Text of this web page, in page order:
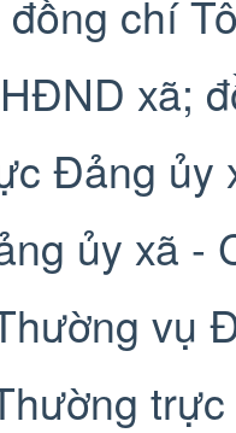
chí
xã;
Đảng ủy
ủy xã -
vụ